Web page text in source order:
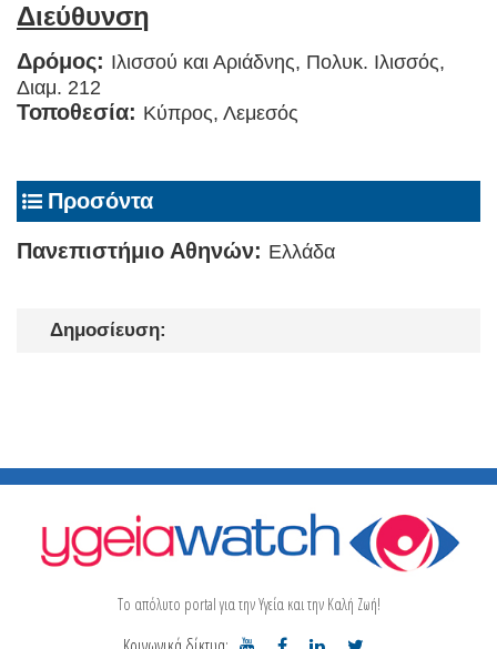
Διεύθυνση
Δρόμος: Ιλισσού και Αριάδνης, Πολυκ. Ιλισσός,
Διαμ. 212
Τοποθεσία: Κύπρος, Λεμεσός
Προσόντα
Πανεπιστήμιο Αθηνών: Ελλάδα
Δημοσίευση:
Το απόλυτο portal για την Υγεία και την Καλή Ζωή!